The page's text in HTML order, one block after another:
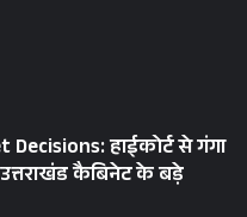
Decisions: हाईकोर्ट से गंगा
कैबिनेट के बड़े